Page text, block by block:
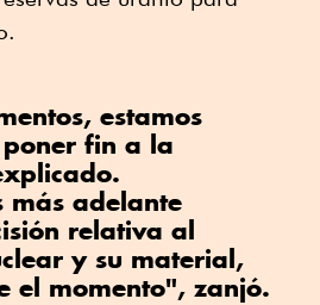
estamos
fin a la
más adelante
relativa al
y su material,
el momento", zanjó.